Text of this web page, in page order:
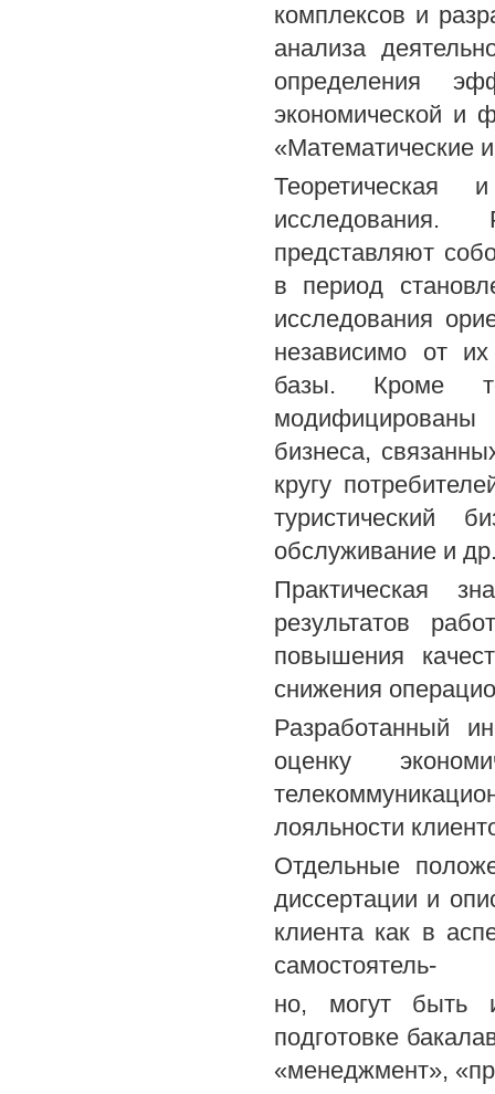
комплексов и
анализа
определения
экономической и
«Математические
Теоретическая
исследования.
представляют
в период
исследования
независимо от
базы. Кроме
бизнеса,
кругу
туристический
обслуживание и
Практическая
результатов
повышения
снижения
Разработанный
оценку
лояльности
Отдельные
диссертации и
клиента как в
самостоятель-
но, могут быть
подготовке
«менеджмент»,